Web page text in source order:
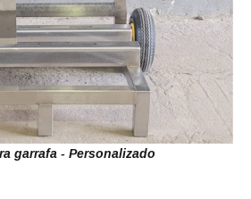
garrafa - Personalizado